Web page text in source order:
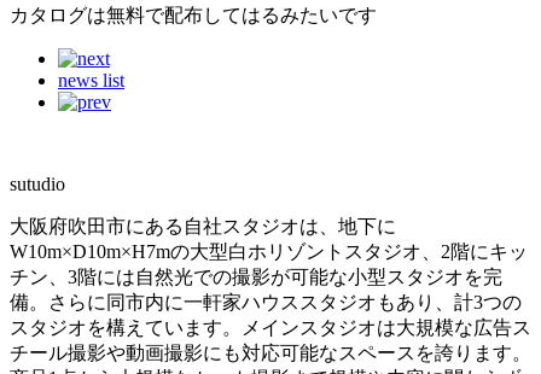
カタログは無料で配布してはるみたいです
news list
sutudio
大阪府吹田市にある自社スタジオは、地下に
W10m×D10m×H7mの大型白ホリゾントスタジオ、2階にキッ
チン、3階には自然光での撮影が可能な小型スタジオを完
備。さらに同市内に一軒家ハウススタジオもあり、計3つの
スタジオを構えています。メインスタジオは大規模な広告ス
チール撮影や動画撮影にも対応可能なスペースを誇ります。